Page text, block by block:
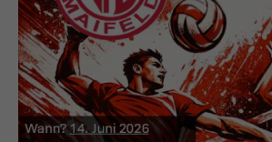
We offer support for our customers
Mon - Fri 8:00am - 5:00pm (GMT +1)
Get in touch